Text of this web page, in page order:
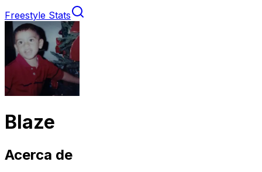
Freestyle Stats
Blaze
Acerca de